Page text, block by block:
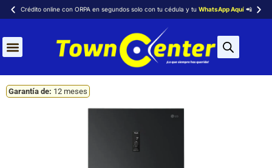
Crédito online con ORPA en segundos solo con tu cédula y tu WhatsApp Aquí📲
Garantía de: 12 meses